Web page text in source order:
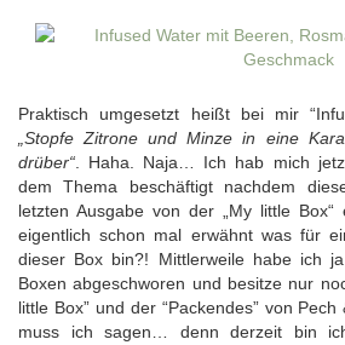
Praktisch umgesetzt heißt bei mir
„Stopfe Zitrone und Minze in eine
drüber“. Haha. Naja… Ich hab mich
dem Thema beschäftigt nachdem
letzten Ausgabe von der „My little Box“
eigentlich schon mal erwähnt was für
dieser Box bin?! Mittlerweile habe ich
Boxen abgeschworen und besitze nur
little Box” und der “Packendes” von
muss ich sagen… denn derzeit bin